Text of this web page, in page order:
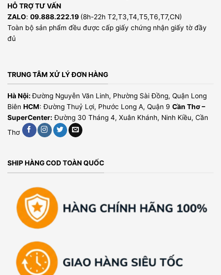
HỖ TRỢ TƯ VẤN
ZALO: 09.888.222.19 (8h-22h T2,T3,T4,T5,T6,T7,CN)
Toàn bộ sản phẩm đều được cấp giấy chứng nhận giấy tờ đầy
đủ
TRUNG TÂM XỬ LÝ ĐƠN HÀNG
Hà Nội:Đường Nguyễn Văn Linh, Phường Sài Đồng, Quận Long
Biên HCM: Đường Thuỷ Lợi, Phước Long A, Quận 9 Cần Thơ –
SuperCenter: Đường 30 Tháng 4, Xuân Khánh, Ninh Kiều, Cần
Thơ
SHIP HÀNG COD TOÀN QUỐC